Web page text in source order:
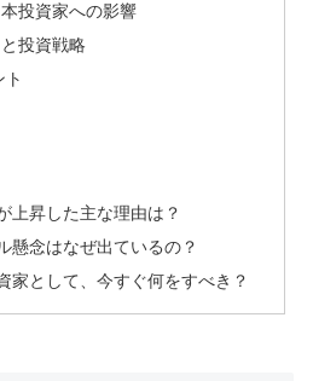
投資家への影響
投資戦略
上昇した主な理由は？
懸念はなぜ出ているの？
家として、今すぐ何をすべき？